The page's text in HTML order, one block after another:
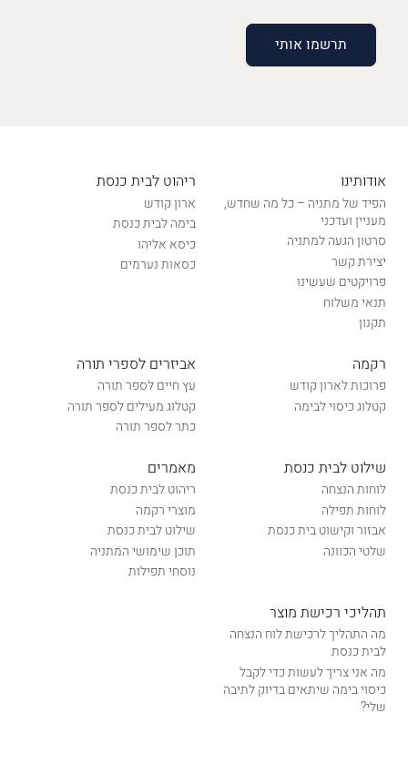
אודותינו
הפיד של מתניה – כל מה שחדש,
מעניין ועדכני
סרטון הגעה למתניה
יצירת קשר
פרויקטים שעשינו
תנאי משלוח
תקנון
ריהוט לבית כנסת
ארון קודש
בימה לבית כנסת
כיסא אליהו
כסאות נערמים
רקמה
פרוכות לארון קודש
קטלוג כיסוי לבימה
אביזרים לספרי תורה
עץ חיים לספר תורה
קטלוג מעילים לספר תורה
כתר לספר תורה
שילוט לבית כנסת
לוחות הנצחה
לוחות תפילה
אבזור וקישוט בית כנסת
שלטי הכוונה
מאמרים
ריהוט לבית כנסת
מוצרי רקמה
שילוט לבית כנסת
תוכן שימושי המתניה
נוסחי תפילות
תהליכי רכישת מוצר
מה התהליך לרכישת לוח הנצחה
לבית כנסת
מה אני צריך לעשות כדי לקבל
כיסוי בימה שיתאים בדיוק לתיבה
שלי?